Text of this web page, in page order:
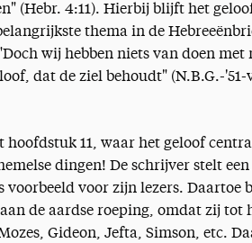
(Hebr. 4:11). Hierbij blijft het
thema in de
wij hebben niets van doen
dat de ziel behoudt" (N.B.G.-
hoofdstuk 11, waar het geloof
dingen! De schrijver stelt
voorbeeld voor zijn lezers. Daartoe
de aardse roeping, omdat zij tot
Gideon, Jefta, Simson, etc.